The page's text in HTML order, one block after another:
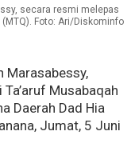
secara resmi melepas
(MTQ). Foto: Ari/Diskominfo
Marasabessy,
Musabaqah
Daerah Dad Hia
Jumat, 5 Juni